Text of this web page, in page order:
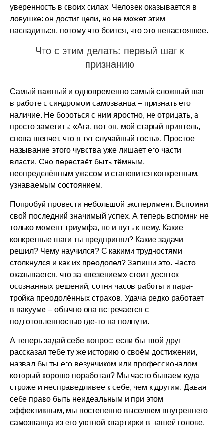
уверенность в своих силах. Человек оказывается в
ловушке: он достиг цели, но не может этим
насладиться, потому что боится, что это ненастоящее.
Что с этим делать: первый шаг к
признанию
Самый важный и одновременно самый сложный шаг
в работе с синдромом самозванца – признать его
наличие. Не бороться с ним яростно, не отрицать, а
просто заметить: «Ага, вот он, мой старый приятель,
снова шепчет, что я тут случайный гость». Простое
называние этого чувства уже лишает его части
власти. Оно перестаёт быть тёмным,
неопределённым ужасом и становится конкретным,
узнаваемым состоянием.
Попробуй провести небольшой эксперимент. Вспомни
свой последний значимый успех. А теперь вспомни не
только момент триумфа, но и путь к нему. Какие
конкретные шаги ты предпринял? Какие задачи
решил? Чему научился? С какими трудностями
столкнулся и как их преодолел? Запиши это. Часто
оказывается, что за «везением» стоит десяток
осознанных решений, сотня часов работы и пара-
тройка преодолённых страхов. Удача редко работает
в вакууме – обычно она встречается с
подготовленностью где-то на полпути.
А теперь задай себе вопрос: если бы твой друг
рассказал тебе ту же историю о своём достижении,
назвал бы ты его везунчиком или профессионалом,
который хорошо поработал? Мы часто бываем куда
строже и несправедливее к себе, чем к другим. Давая
себе право быть неидеальным и при этом
эффективным, мы постепенно выселяем внутреннего
самозванца из его уютной квартирки в нашей голове.